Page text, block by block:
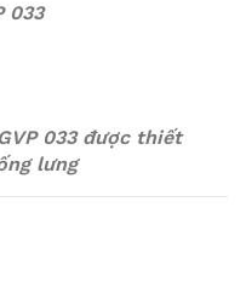
033
033 được thiết
lưng